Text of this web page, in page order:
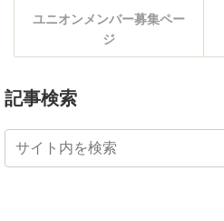
ユニオンメンバー募集ペー
ジ
記事検索